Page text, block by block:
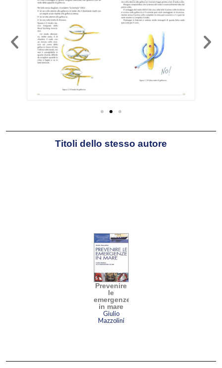
Dedica gli anni più recenti
all’insegnamento (Accademia
di Brera con il corso di Urban
Design e Arte nello spazio
pubblico), alla pittura con
riflessioni sugli alfabeti arcaici,
al libro e al racconto.
Titoli dello stesso autore
Prevenire
le
emergenze
in mare
Giulio
Mazzolini